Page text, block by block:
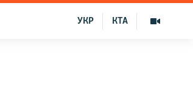
КТА
УКР